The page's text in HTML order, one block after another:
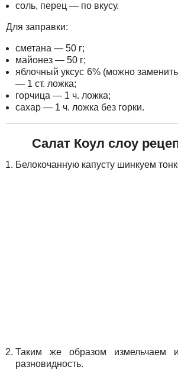
соль, перец — по вкусу.
Для заправки:
сметана — 50 г;
майонез — 50 г;
яблочный уксус 6% (можно
— 1 ст. ложка;
горчица — 1 ч. ложка;
сахар — 1 ч. ложка без горки.
Салат Коул слоу
Белокочанную капусту шинкуем
Таким же образом измельчаем и
разновидность.